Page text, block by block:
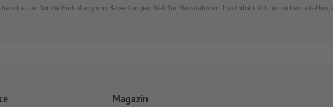
für die Einholung von Bewertungen. Welche Massnahmen Trustpilot trifft, um sicherzustellen,
Magazin